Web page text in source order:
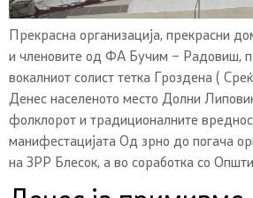
Прекрасна организација, прекрасни
и членовите од ФА Бучим – Радовиш,
вокалниот солист тетка Гроздена (
Денес населеното место Долни
фолклорот и традиционалните
манифестацијата Од зрно до погача
на ЗРР Блесок, а во соработка со